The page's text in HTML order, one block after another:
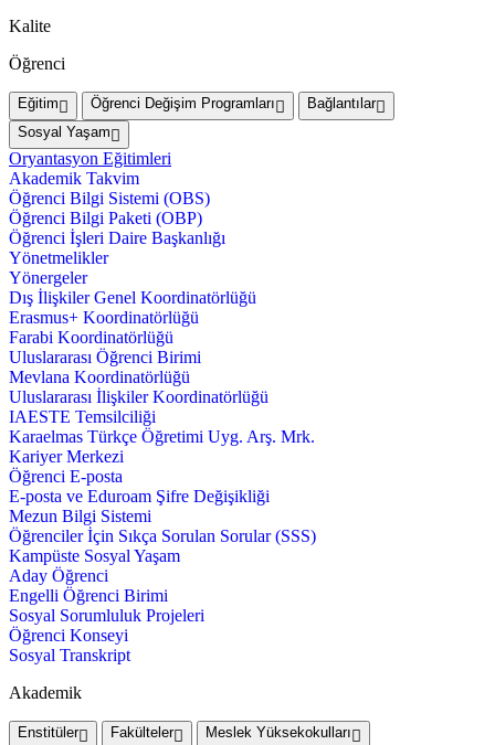
Kalite
Öğrenci
Eğitim Öğrenci Değişim Programları
Bağlantılar
Sosyal Yaşam
Oryantasyon Eğitimleri
Akademik Takvim
Öğrenci Bilgi Sistemi (OBS)
Öğrenci Bilgi Paketi (OBP)
Öğrenci İşleri Daire Başkanlığı
Yönetmelikler
Yönergeler
Dış İlişkiler Genel Koordinatörlüğü
Erasmus+ Koordinatörlüğü
Farabi Koordinatörlüğü
Uluslararası Öğrenci Birimi
Mevlana Koordinatörlüğü
Uluslararası İlişkiler Koordinatörlüğü
IAESTE Temsilciliği
Karaelmas Türkçe Öğretimi Uyg. Arş. Mrk.
Kariyer Merkezi
Öğrenci E-posta
E-posta ve Eduroam Şifre Değişikliği
Mezun Bilgi Sistemi
Öğrenciler İçin Sıkça Sorulan Sorular (SSS)
Kampüste Sosyal Yaşam
Aday Öğrenci
Engelli Öğrenci Birimi
Sosyal Sorumluluk Projeleri
Öğrenci Konseyi
Sosyal Transkript
Akademik
Enstitüler Fakülteler
Meslek Yüksekokulları